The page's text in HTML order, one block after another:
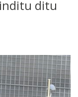
ditu